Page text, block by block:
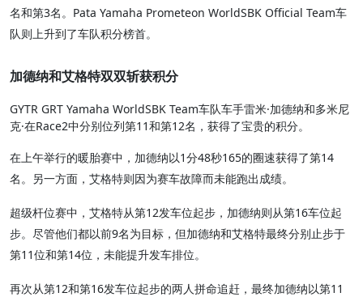
名和第3名。Pata Yamaha Prometeon WorldSBK Official Team车
队则上升到了车队积分榜首。
加德纳和艾格特双双斩获积分
GYTR GRT Yamaha WorldSBK Team车队车手雷米·加德纳和多米尼
克·在Race2中分别位列第11和第12名，获得了宝贵的积分。
在上午举行的暖胎赛中，加德纳以1分48秒165的圈速获得了第14
名。另一方面，艾格特则因为赛车故障而未能跑出成绩。
超级杆位赛中，艾格特从第12发车位起步，加德纳则从第16车位起
步。尽管他们都以前9名为目标，但加德纳和艾格特最终分别止步于
第11位和第14位，未能提升发车排位。
再次从第12和第16发车位起步的两人拼命追赶，最终加德纳以第11